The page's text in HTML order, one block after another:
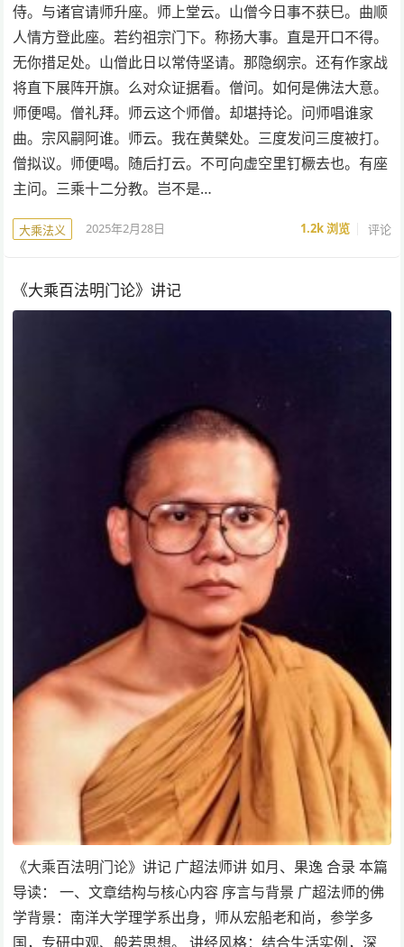
侍。与诸官请师升座。师上堂云。山僧今日事不获巳。曲顺
人情方登此座。若约祖宗门下。称扬大事。直是开口不得。
无你措足处。山僧此日以常侍坚请。那隐纲宗。还有作家战
将直下展阵开旗。么对众证据看。僧问。如何是佛法大意。
师便喝。僧礼拜。师云这个师僧。却堪持论。问师唱谁家
曲。宗风嗣阿谁。师云。我在黄檗处。三度发问三度被打。
僧拟议。师便喝。随后打云。不可向虚空里钉橛去也。有座
主问。三乘十二分教。岂不是…
大乘法义 2025年2月28日 1.2k浏览 评论
《大乘百法明门论》讲记
《大乘百法明门论》讲记 广超法师讲 如月、果逸 合录 本篇
导读： 一、文章结构与核心内容 序言与背景 广超法师的佛
学背景：南洋大学理学系出身，师从宏船老和尚，参学多
国，专研中观、般若思想。 讲经风格：结合生活实例，深